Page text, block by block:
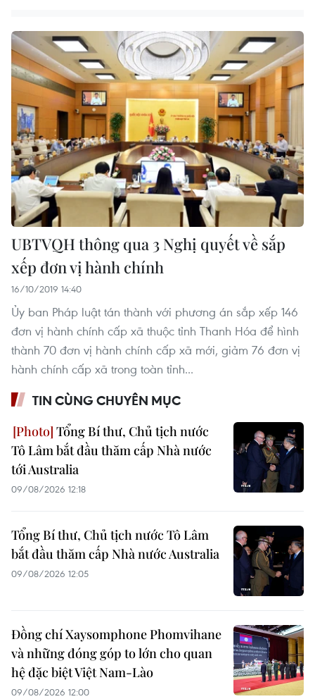
UBTVQH thông qua 3 Nghị quyết về sắp
xếp đơn vị hành chính
16/10/2019 14:40
Ủy ban Pháp luật tán thành với phương án sắp xếp 146
đơn vị hành chính cấp xã thuộc tỉnh Thanh Hóa để hình
thành 70 đơn vị hành chính cấp xã mới, giảm 76 đơn vị
hành chính cấp xã trong toàn tỉnh...
TIN CÙNG CHUYÊN MỤC
Tổng Bí thư, Chủ tịch nước
Tô Lâm bắt đầu thăm cấp Nhà nước
tới Australia
09/08/2026 12:18
Tổng Bí thư, Chủ tịch nước Tô Lâm
bắt đầu thăm cấp Nhà nước Australia
09/08/2026 12:05
Đồng chí Xaysomphone Phomvihane
và những đóng góp to lớn cho quan
hệ đặc biệt Việt Nam-Lào
09/08/2026 12:00